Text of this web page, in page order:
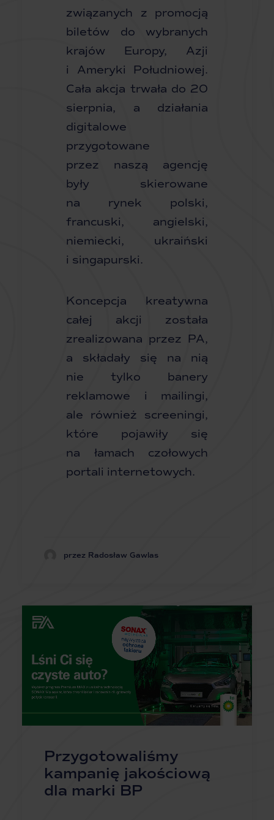
związanych z promocją
biletów do wybranych
krajów Europy, Azji
i Ameryki Południowej.
Cała akcja trwała do 20
sierpnia, a działania
digitalowe
przygotowane
przez naszą agencję
były skierowane
na rynek polski,
francuski, angielski,
niemiecki, ukraiński
i singapurski.
Koncepcja kreatywna
całej akcji została
zrealizowana przez PA,
a składały się na nią
nie tylko banery
reklamowe i mailingi,
ale również screeningi,
które pojawiły się
na łamach czołowych
portali internetowych.
przez Radosław Gawlas
Przygotowaliśmy
kampanię jakościową
dla marki BP